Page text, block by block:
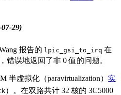
29)
报告的 lpic_gsi_to_irq 在
错误地返回了非 0 值的问题。
半虚拟化（paravirtualization） 实
）。在双路共计 32 核的 3C5000